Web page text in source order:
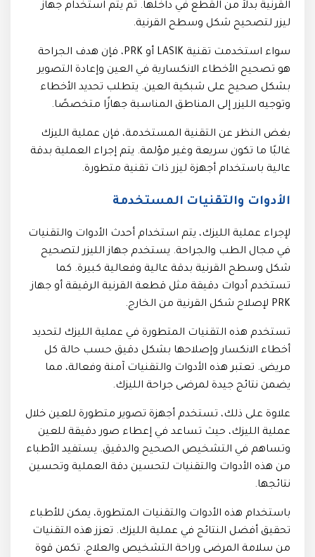
القرنية بدلاً من القطع في داخلها. ثم يتم استخدام جهاز
ليزر لتصحيح شكل وسطح القرنية.
سواء استخدمت تقنية LASIK أو PRK، فإن هدف الجراحة
هو تصحيح الأخطاء الانكسارية في العين وإعادة التصوير
بشكل صحيح على شبكية العين. يتطلب تحديد الأخطاء
وتوجيه الليزر إلى المناطق المناسبة جهازًا متخصصًا.
بغض النظر عن التقنية المستخدمة، فإن عملية الليزك
غالبًا ما تكون سريعة وغير مؤلمة. يتم إجراء العملية بدقة
عالية باستخدام أجهزة ليزر ذات تقنية متطورة.
الأدوات والتقنيات المستخدمة
لإجراء عملية الليزك، يتم استخدام أحدث الأدوات والتقنيات
في مجال الطب والجراحة. يستخدم جهاز الليزر لتصحيح
شكل وسطح القرنية بدقة عالية وفعالية كبيرة. كما
تستخدم أدوات دقيقة مثل قطعة القرنية الرقيقة أو جهاز
PRK لإصلاح شكل القرنية من الخارج.
تستخدم هذه التقنيات المتطورة في عملية الليزك لتحديد
أخطاء الانكسار وإصلاحها بشكل دقيق حسب حالة كل
مريض. تعتبر هذه الأدوات والتقنيات آمنة وفعالة، مما
يضمن نتائج جيدة لمرضى جراحة الليزك.
علاوة على ذلك، تستخدم أجهزة تصوير متطورة للعين خلال
عملية الليزك، حيث تساعد في إعطاء صور دقيقة للعين
وتساهم في التشخيص الصحيح والدقيق. يستفيد الأطباء
من هذه الأدوات والتقنيات لتحسين دقة العملية وتحسين
نتائجها.
باستخدام هذه الأدوات والتقنيات المتطورة، يمكن للأطباء
تحقيق أفضل النتائج في عملية الليزك. تعزز هذه التقنيات
من سلامة المرضى وراحة التشخيص والعلاج. تكمن قوة